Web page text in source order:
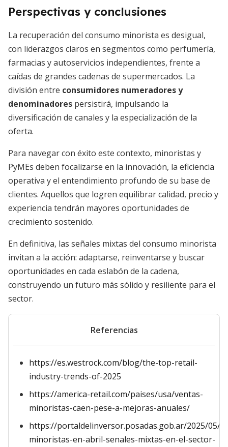
Perspectivas y conclusiones
La recuperación del consumo minorista es desigual,
con liderazgos claros en segmentos como perfumería,
farmacias y autoservicios independientes, frente a
caídas de grandes cadenas de supermercados. La
división entre consumidores numeradores y
denominadores persistirá, impulsando la
diversificación de canales y la especialización de la
oferta.
Para navegar con éxito este contexto, minoristas y
PyMEs deben focalizarse en la innovación, la eficiencia
operativa y el entendimiento profundo de su base de
clientes. Aquellos que logren equilibrar calidad, precio y
experiencia tendrán mayores oportunidades de
crecimiento sostenido.
En definitiva, las señales mixtas del consumo minorista
invitan a la acción: adaptarse, reinventarse y buscar
oportunidades en cada eslabón de la cadena,
construyendo un futuro más sólido y resiliente para el
sector.
Referencias
https://es.westrock.com/blog/the-top-retail-
industry-trends-of-2025
https://america-retail.com/paises/usa/ventas-
minoristas-caen-pese-a-mejoras-anuales/
https://portaldelinversor.posadas.gob.ar/2025/05/
minoristas-en-abril-senales-mixtas-en-el-sector-